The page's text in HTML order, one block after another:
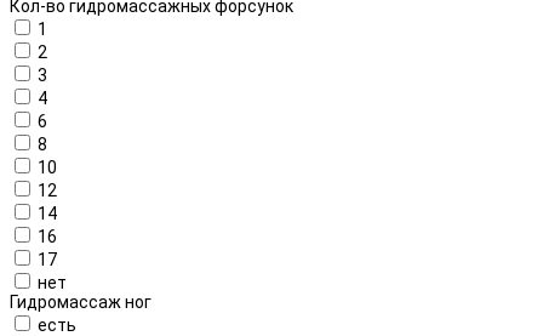
Кол-во гидромассажных форсунок
1
2
3
4
6
8
10
12
14
16
17
нет
Гидромассаж ног
есть